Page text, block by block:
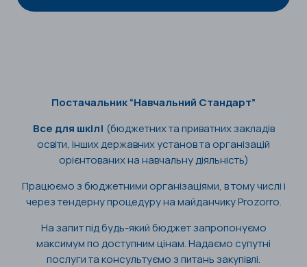
Постачальник “Навчальний Стандарт”
Все для шкіл! (бюджетних та приватних закладів
освіти, інших державних установ та організацій
орієнтованих на навчальну діяльність)
Працюємо з бюджетними організаціями, в тому числі і
через тендерну процедуру на майданчику Prozorro.
На запит під будь-який бюджет запропонуємо
максимум по доступним цінам. Надаємо супутні
послуги та консультуємо з питань закупівлі.